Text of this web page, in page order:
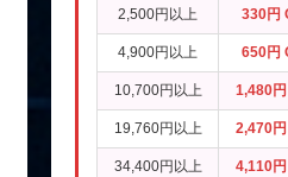
2,500円以上 330円
4,900円以上 650円
10,700円以上 1,480円
19,760円以上 2,470円
34,400円以上 4,110円